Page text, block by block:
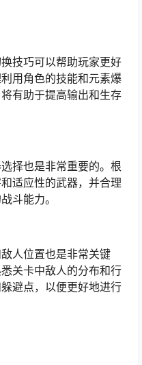
技巧可以帮助玩家更好
用角色的技能和元素爆
有助于提高输出和生存
择也是非常重要的。根
适应性的武器，并合理
斗能力。
人位置也是非常关键
关卡中敌人的分布和行
避点，以便更好地进行